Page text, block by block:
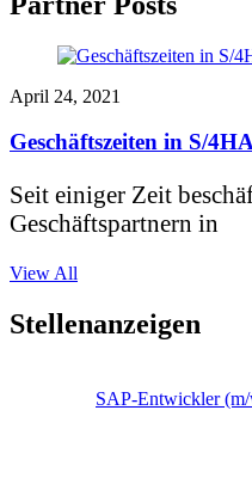
April 24, 2021
Geschäftszeiten in S/
Seit einiger Zeit
Geschäftspartnern in
View All
Stellenanzeigen
SAP-Entwickler